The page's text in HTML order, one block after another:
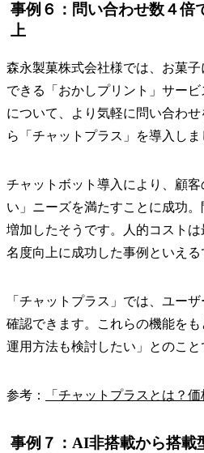
事例６：問い合わせ数４倍
上
森永製菓株式会社様では、お菓
できる「おかしプリント」サー
について、より気軽に問い合わ
ら「チャットプラス」を導入しま
チャットボット導入により、顧
い」ニーズを満たすことに成功
増加したそうです。人的コスト
名度向上に成功した事例といえる
「チャットプラス」では、ユー
確認できます。これらの機能を
運用方法も検討したい」とのこと
参考： 「チャットプラスとは？
事例７：AI非搭載から搭載